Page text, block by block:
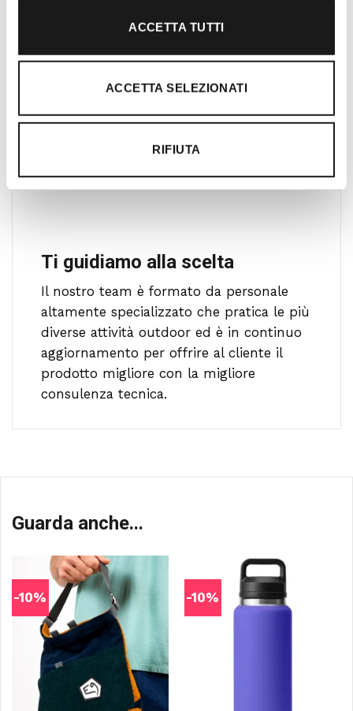
ACCETTA TUTTI
ACCETTA SELEZIONATI
RIFIUTA
Ti guidiamo alla scelta
Il nostro team è formato da personale
altamente specializzato che pratica le più
diverse attività outdoor ed è in continuo
aggiornamento per offrire al cliente il
prodotto migliore con la migliore
consulenza tecnica.
Guarda anche...
-10% -10%